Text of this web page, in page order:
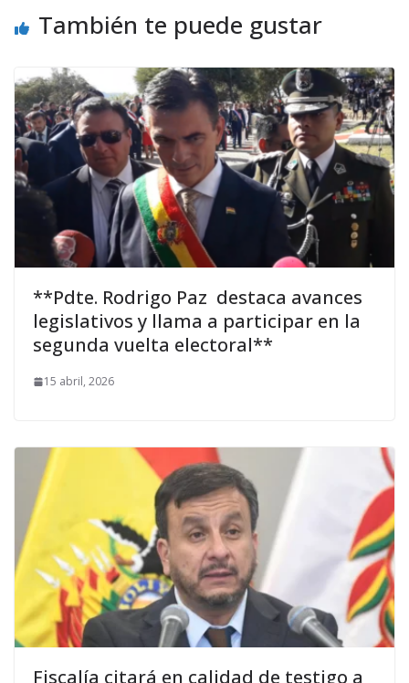
También te puede gustar
**Pdte. Rodrigo Paz destaca avances
legislativos y llama a participar en la
segunda vuelta electoral**
15 abril, 2026
Fiscalía citará en calidad de testigo a